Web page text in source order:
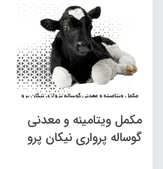
مکمل ویتامینه و معدنی
گوساله پرواری نیکان پرو